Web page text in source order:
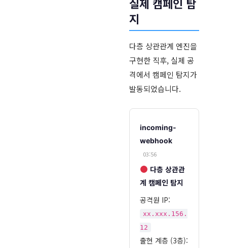
지
다층 상관관계 엔진을
구현한 직후, 실제 공
격에서 캠페인 탐지가
발동되었습니다.
incoming-
webhook
03:56
다층 상관관
계 캠페인 탐지
공격원 IP:
xx.xxx.156.
12
출현 계층 (3층):